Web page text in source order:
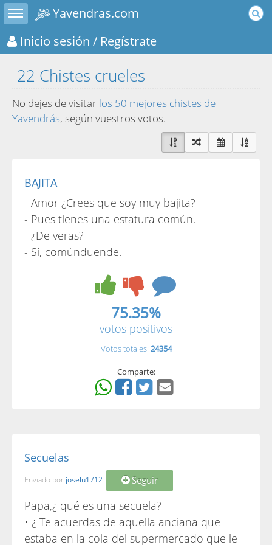
Toggle sidebar
Yavendras.com
Inicio sesión / Regístrate
22 Chistes crueles
No dejes de visitar los 50 mejores chistes de
Yavendrás, según vuestros votos.
BAJITA
- Amor ¿Crees que soy muy bajita?
- Pues tienes una estatura común.
- ¿De veras?
- Sí, comúnduende.
75.35%
votos positivos
Votos totales: 24354
Comparte:
Secuelas
Enviado por joselu1712 Seguir
Papa,¿ qué es una secuela?
• ¿ Te acuerdas de aquella anciana que
estaba en la cola del supermercado que le